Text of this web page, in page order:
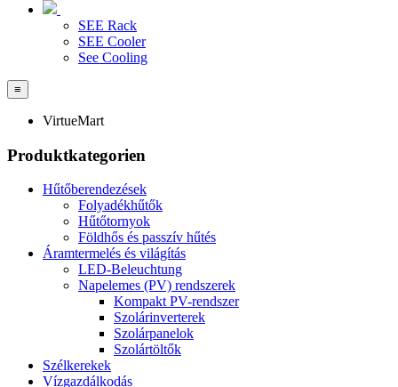
SEE Rack
SEE Cooler
See Cooling
≡
VirtueMart
Produktkategorien
Hűtőberendezések
Folyadékhűtők
Hűtőtornyok
Földhős és passzív hűtés
Áramtermelés és világítás
LED-Beleuchtung
Napelemes (PV) rendszerek
Kompakt PV-rendszer
Szolárinverterek
Szolárpanelok
Szolártöltők
Szélkerekek
Vízgazdálkodás